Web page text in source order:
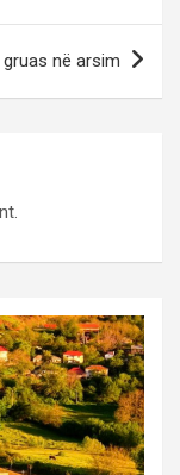
në arsim